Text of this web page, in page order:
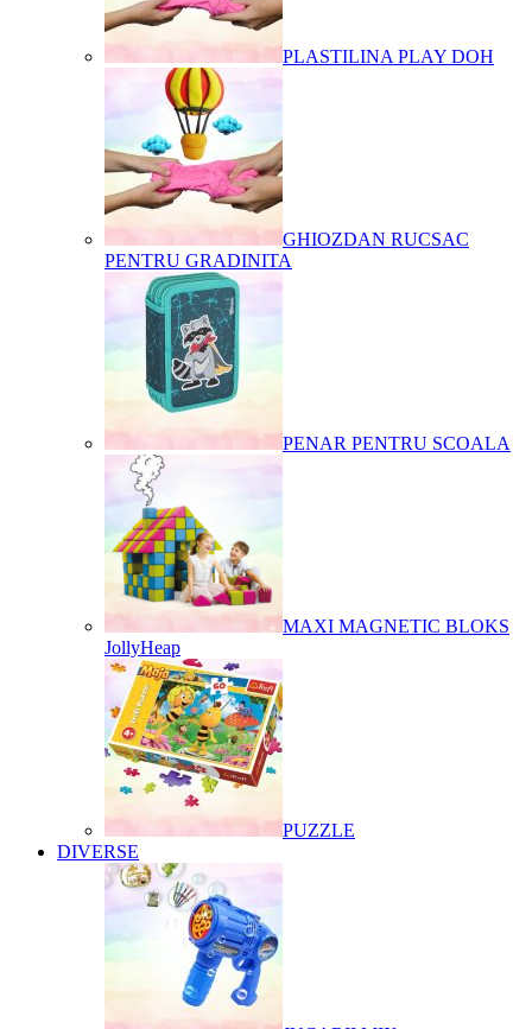
PLASTILINA PLAY DOH
GHIOZDAN RUCSAC
PENTRU GRADINITA
PENAR PENTRU SCOALA
MAXI MAGNETIC BLOKS
JollyHeap
PUZZLE
DIVERSE